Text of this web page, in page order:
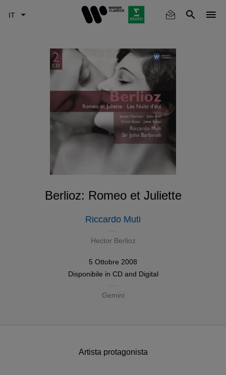
Berlioz: Romeo et Juliette
Riccardo Muti
Hector Berlioz
5 Ottobre 2008
Disponibile in CDand Digital
Gemini
Artista protagonista